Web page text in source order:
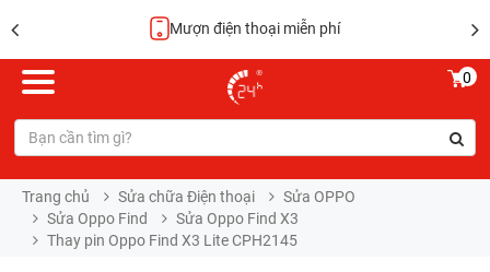
Hoàn tiền 100%
0
Trang chủ Sửa chữa Điện thoại
Sửa OPPO
Sửa Oppo Find
Sửa Oppo Find X3
Thay pin Oppo Find X3 Lite CPH2145